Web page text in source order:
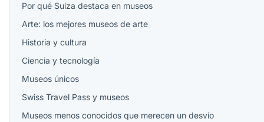
Por qué Suiza destaca en museos
Arte: los mejores museos de arte
Historia y cultura
Ciencia y tecnología
Museos únicos
Swiss Travel Pass y museos
Museos menos conocidos que merecen un desvío